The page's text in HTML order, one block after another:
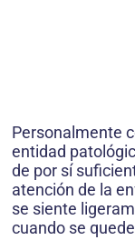
Personalmente
entidad
de por sí
atención de la
se siente
cuando se